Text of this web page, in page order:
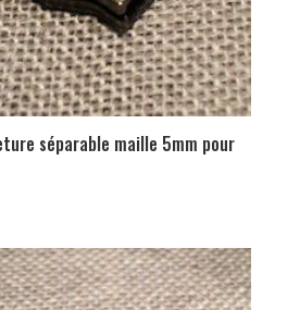
séparable maille 5mm pour